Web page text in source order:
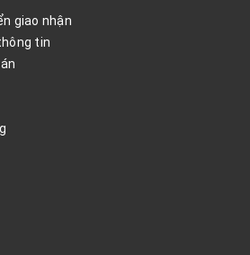
giao nhận
tin